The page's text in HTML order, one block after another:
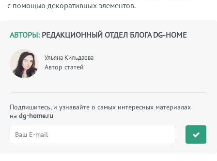
с помощью декоративных элементов.
АВТОРЫ: РЕДАКЦИОННЫЙ ОТДЕЛ БЛОГА DG-HOME
Ульяна Кильдаева
Автор статей
Подпишитесь, и узнавайте о самых интересных материалах
на dg-home.ru